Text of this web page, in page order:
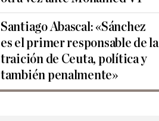
Santiago Abascal: «Sánchez
es el primer responsable de la
traición de Ceuta, política y
también penalmente»